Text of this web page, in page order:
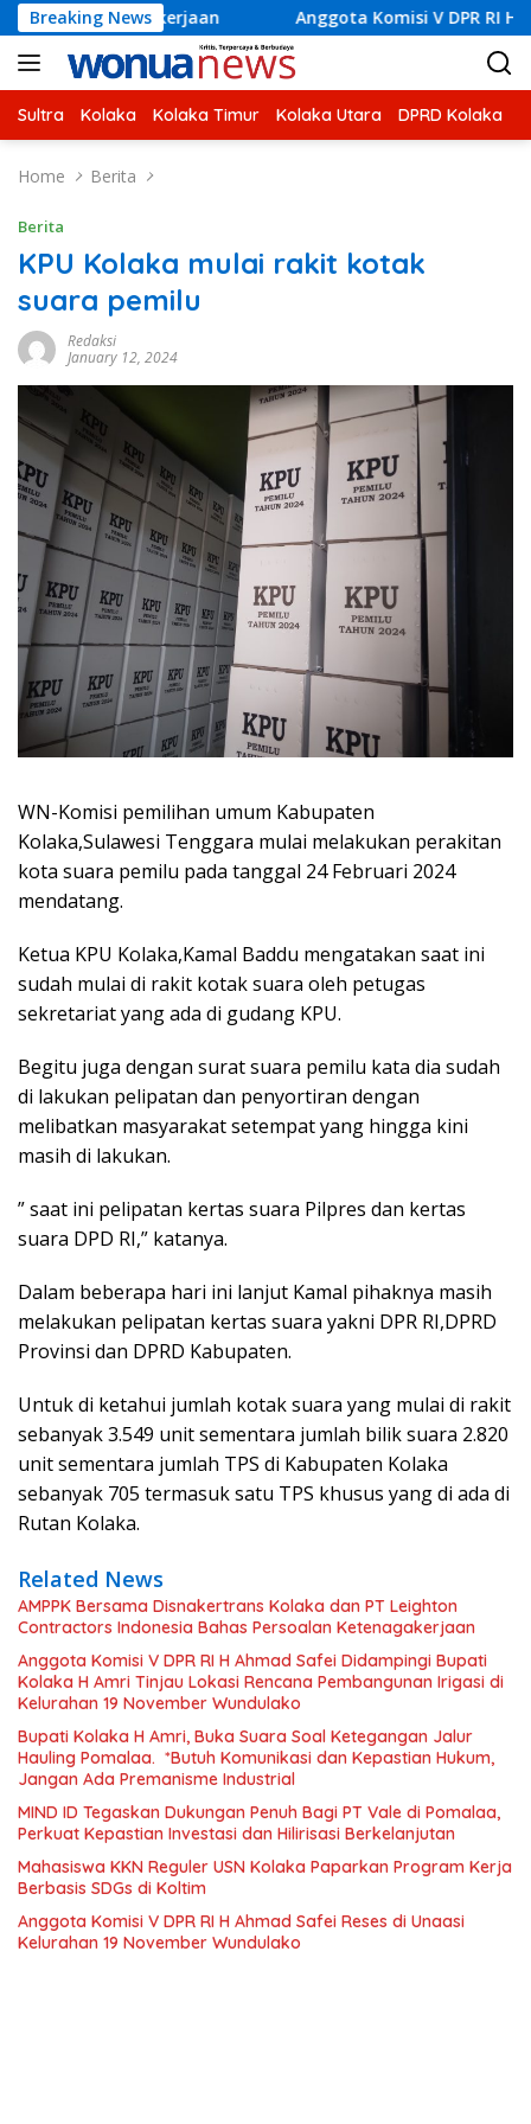
Skip
to
content
Breaking NewsAnggota Komisi V DPR RI H Ahmad Safei
Sultra Kolaka Kolaka Timur Kolaka Utara DPRD Kolaka
Home Berita
Berita
KPU Kolaka mulai rakit kotak
suara pemilu
Redaksi
January 12, 2024
WN-Komisi pemilihan umum Kabupaten
Kolaka,Sulawesi Tenggara mulai melakukan perakitan
kota suara pemilu pada tanggal 24 Februari 2024
mendatang.
Ketua KPU Kolaka,Kamal Baddu mengatakan saat ini
sudah mulai di rakit kotak suara oleh petugas
sekretariat yang ada di gudang KPU.
Begitu juga dengan surat suara pemilu kata dia sudah
di lakukan pelipatan dan penyortiran dengan
melibatkan masyarakat setempat yang hingga kini
masih di lakukan.
” saat ini pelipatan kertas suara Pilpres dan kertas
suara DPD RI,” katanya.
Dalam beberapa hari ini lanjut Kamal pihaknya masih
melakukan pelipatan kertas suara yakni DPR RI,DPRD
Provinsi dan DPRD Kabupaten.
Untuk di ketahui jumlah kotak suara yang mulai di rakit
sebanyak 3.549 unit sementara jumlah bilik suara 2.820
unit sementara jumlah TPS di Kabupaten Kolaka
sebanyak 705 termasuk satu TPS khusus yang di ada di
Rutan Kolaka.
Related News
AMPPK Bersama Disnakertrans Kolaka dan PT Leighton
Contractors Indonesia Bahas Persoalan Ketenagakerjaan
Anggota Komisi V DPR RI H Ahmad Safei Didampingi Bupati
Kolaka H Amri Tinjau Lokasi Rencana Pembangunan Irigasi di
Kelurahan 19 November Wundulako
Bupati Kolaka H Amri, Buka Suara Soal Ketegangan Jalur
Hauling Pomalaa. *Butuh Komunikasi dan Kepastian Hukum,
Jangan Ada Premanisme Industrial
MIND ID Tegaskan Dukungan Penuh Bagi PT Vale di Pomalaa,
Perkuat Kepastian Investasi dan Hilirisasi Berkelanjutan
Mahasiswa KKN Reguler USN Kolaka Paparkan Program Kerja
Berbasis SDGs di Koltim
Anggota Komisi V DPR RI H Ahmad Safei Reses di Unaasi
Kelurahan 19 November Wundulako